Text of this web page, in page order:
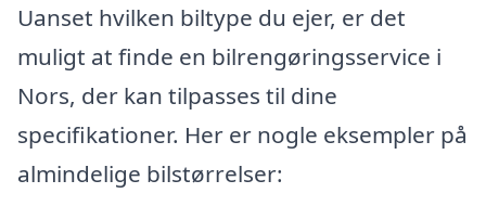
Uanset hvilken biltype du ejer, er det
muligt at finde en bilrengøringsservice i
Nors, der kan tilpasses til dine
specifikationer. Her er nogle eksempler på
almindelige bilstørrelser: